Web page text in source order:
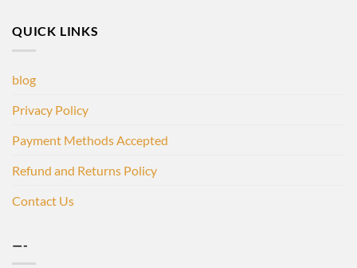
QUICK LINKS
blog
Privacy Policy
Payment Methods Accepted
Refund and Returns Policy
Contact Us
—-